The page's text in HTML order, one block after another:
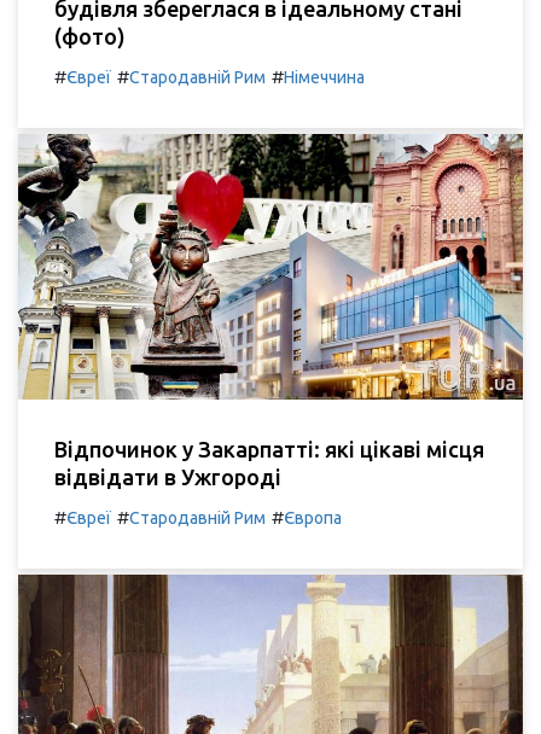
будівля збереглася в ідеальному стані
(фото)
#Євреї #Стародавній Рим #Німеччина
Відпочинок у Закарпатті: які цікаві місця
відвідати в Ужгороді
#Євреї #Стародавній Рим #Європа